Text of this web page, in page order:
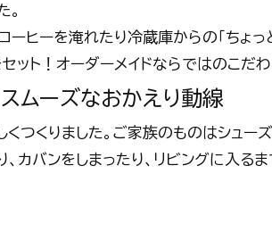
。
ヒーを淹れたり冷蔵庫からの「ちょっ
ット！オーダーメイドならではのこだわ
ムーズなおかえり動線
つくりました。ご家族のものはシュー
カバンをしまったり、リビングに入る